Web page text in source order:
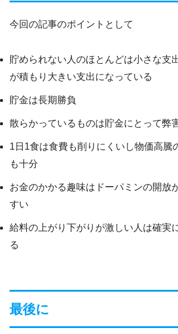
今回の記事のポイントとして
貯められない人のほとんどは小さな支
が積もり大きい支出になっている
貯金は長期勝負
散らかっているものは貯金にとって弊
1日1食は食費も削りにくいし物価高騰
も十分
お金のかかる趣味はドーパミンの開放
すい
給料の上がり下がりが激しい人は確実
る
最後に